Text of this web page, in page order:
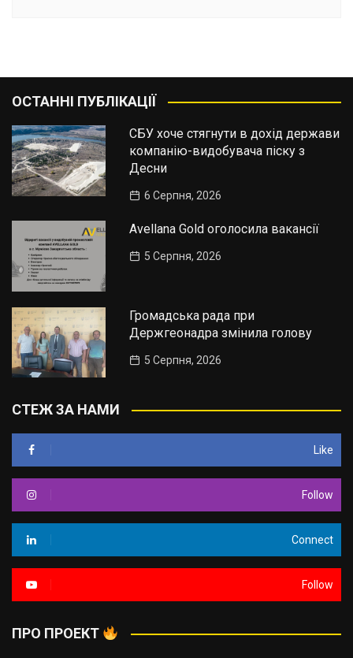
ОСТАННІ ПУБЛІКАЦІЇ
СБУ хоче стягнути в дохід держави
компанію-видобувача піску з
Десни
6 Серпня, 2026
Avellana Gold оголосила вакансії
5 Серпня, 2026
Громадська рада при
Держгеонадра змінила голову
5 Серпня, 2026
СТЕЖ ЗА НАМИ
Like
Follow
Connect
Follow
ПРО ПРОЕКТ